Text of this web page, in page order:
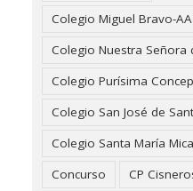
Colegio Miguel Bravo-
Colegio Nuestra Señora
Colegio Purísima
Colegio San José de
Colegio Santa María
Concurso
CP